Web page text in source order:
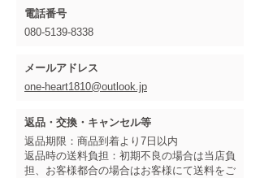
電話番号
080-5139-8338
メールアドレス
one-heart1810@outlook.jp
返品・交換・キャンセル等
返品期限：商品到着より7日以内
返品時の送料負担：初期不良の場合は当店負
担、お客様都合の場合はお客様にて送料をご